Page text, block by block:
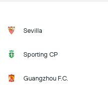
Sevilla
Sporting CP
Guangzhou F.C.